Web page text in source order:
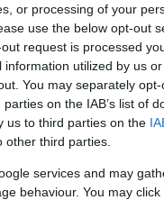
or processing of your
use the below opt-out
request is processed
utilized by us
You may separately
on the IAB’s list of
us to third parties on the
third parties.
services and may
behaviour. You may
&…
της Αρμενίας
και πολιτικές